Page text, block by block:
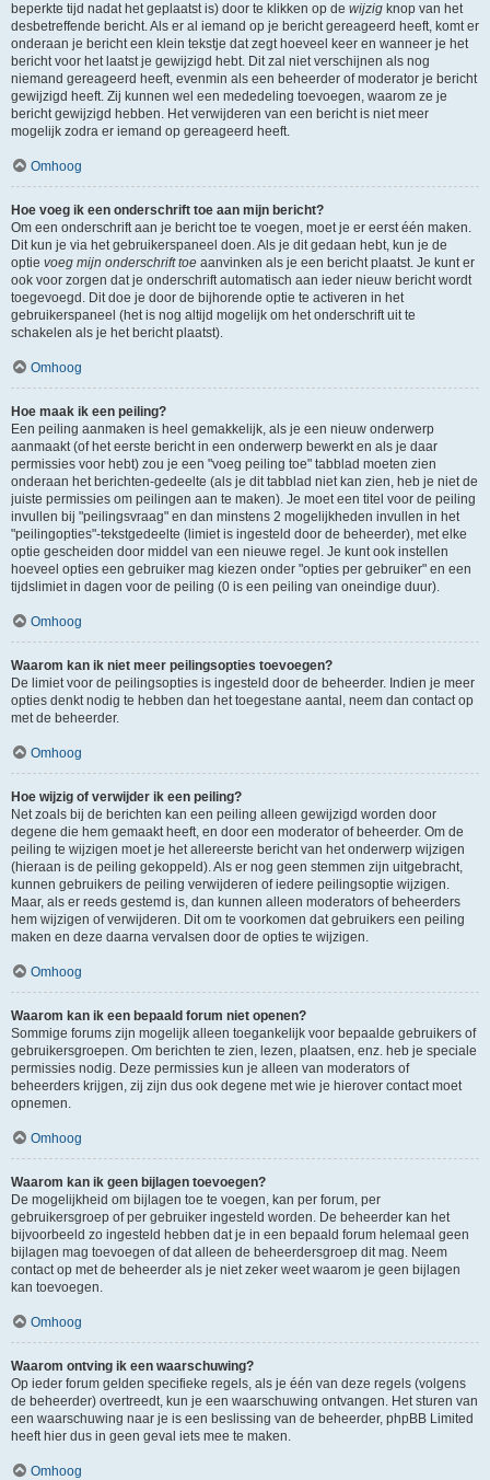
beperkte tijd nadat het geplaatst is) door te klikken op de wijzig knop van het
desbetreffende bericht. Als er al iemand op je bericht gereageerd heeft, komt er
onderaan je bericht een klein tekstje dat zegt hoeveel keer en wanneer je het
bericht voor het laatst je gewijzigd hebt. Dit zal niet verschijnen als nog
niemand gereageerd heeft, evenmin als een beheerder of moderator je bericht
gewijzigd heeft. Zij kunnen wel een mededeling toevoegen, waarom ze je
bericht gewijzigd hebben. Het verwijderen van een bericht is niet meer
mogelijk zodra er iemand op gereageerd heeft.
Omhoog
Hoe voeg ik een onderschrift toe aan mijn bericht?
Om een onderschrift aan je bericht toe te voegen, moet je er eerst één maken.
Dit kun je via het gebruikerspaneel doen. Als je dit gedaan hebt, kun je de
optie voeg mijn onderschrift toe aanvinken als je een bericht plaatst. Je kunt er
ook voor zorgen dat je onderschrift automatisch aan ieder nieuw bericht wordt
toegevoegd. Dit doe je door de bijhorende optie te activeren in het
gebruikerspaneel (het is nog altijd mogelijk om het onderschrift uit te
schakelen als je het bericht plaatst).
Omhoog
Hoe maak ik een peiling?
Een peiling aanmaken is heel gemakkelijk, als je een nieuw onderwerp
aanmaakt (of het eerste bericht in een onderwerp bewerkt en als je daar
permissies voor hebt) zou je een "voeg peiling toe" tabblad moeten zien
onderaan het berichten-gedeelte (als je dit tabblad niet kan zien, heb je niet de
juiste permissies om peilingen aan te maken). Je moet een titel voor de peiling
invullen bij "peilingsvraag" en dan minstens 2 mogelijkheden invullen in het
"peilingopties"-tekstgedeelte (limiet is ingesteld door de beheerder), met elke
optie gescheiden door middel van een nieuwe regel. Je kunt ook instellen
hoeveel opties een gebruiker mag kiezen onder "opties per gebruiker" en een
tijdslimiet in dagen voor de peiling (0 is een peiling van oneindige duur).
Omhoog
Waarom kan ik niet meer peilingsopties toevoegen?
De limiet voor de peilingsopties is ingesteld door de beheerder. Indien je meer
opties denkt nodig te hebben dan het toegestane aantal, neem dan contact op
met de beheerder.
Omhoog
Hoe wijzig of verwijder ik een peiling?
Net zoals bij de berichten kan een peiling alleen gewijzigd worden door
degene die hem gemaakt heeft, en door een moderator of beheerder. Om de
peiling te wijzigen moet je het allereerste bericht van het onderwerp wijzigen
(hieraan is de peiling gekoppeld). Als er nog geen stemmen zijn uitgebracht,
kunnen gebruikers de peiling verwijderen of iedere peilingsoptie wijzigen.
Maar, als er reeds gestemd is, dan kunnen alleen moderators of beheerders
hem wijzigen of verwijderen. Dit om te voorkomen dat gebruikers een peiling
maken en deze daarna vervalsen door de opties te wijzigen.
Omhoog
Waarom kan ik een bepaald forum niet openen?
Sommige forums zijn mogelijk alleen toegankelijk voor bepaalde gebruikers of
gebruikersgroepen. Om berichten te zien, lezen, plaatsen, enz. heb je speciale
permissies nodig. Deze permissies kun je alleen van moderators of
beheerders krijgen, zij zijn dus ook degene met wie je hierover contact moet
opnemen.
Omhoog
Waarom kan ik geen bijlagen toevoegen?
De mogelijkheid om bijlagen toe te voegen, kan per forum, per
gebruikersgroep of per gebruiker ingesteld worden. De beheerder kan het
bijvoorbeeld zo ingesteld hebben dat je in een bepaald forum helemaal geen
bijlagen mag toevoegen of dat alleen de beheerdersgroep dit mag. Neem
contact op met de beheerder als je niet zeker weet waarom je geen bijlagen
kan toevoegen.
Omhoog
Waarom ontving ik een waarschuwing?
Op ieder forum gelden specifieke regels, als je één van deze regels (volgens
de beheerder) overtreedt, kun je een waarschuwing ontvangen. Het sturen van
een waarschuwing naar je is een beslissing van de beheerder, phpBB Limited
heeft hier dus in geen geval iets mee te maken.
Omhoog